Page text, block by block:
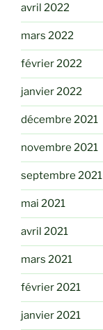
avril 2022
mars 2022
février 2022
janvier 2022
décembre 2021
novembre 2021
septembre 2021
mai 2021
avril 2021
mars 2021
février 2021
janvier 2021